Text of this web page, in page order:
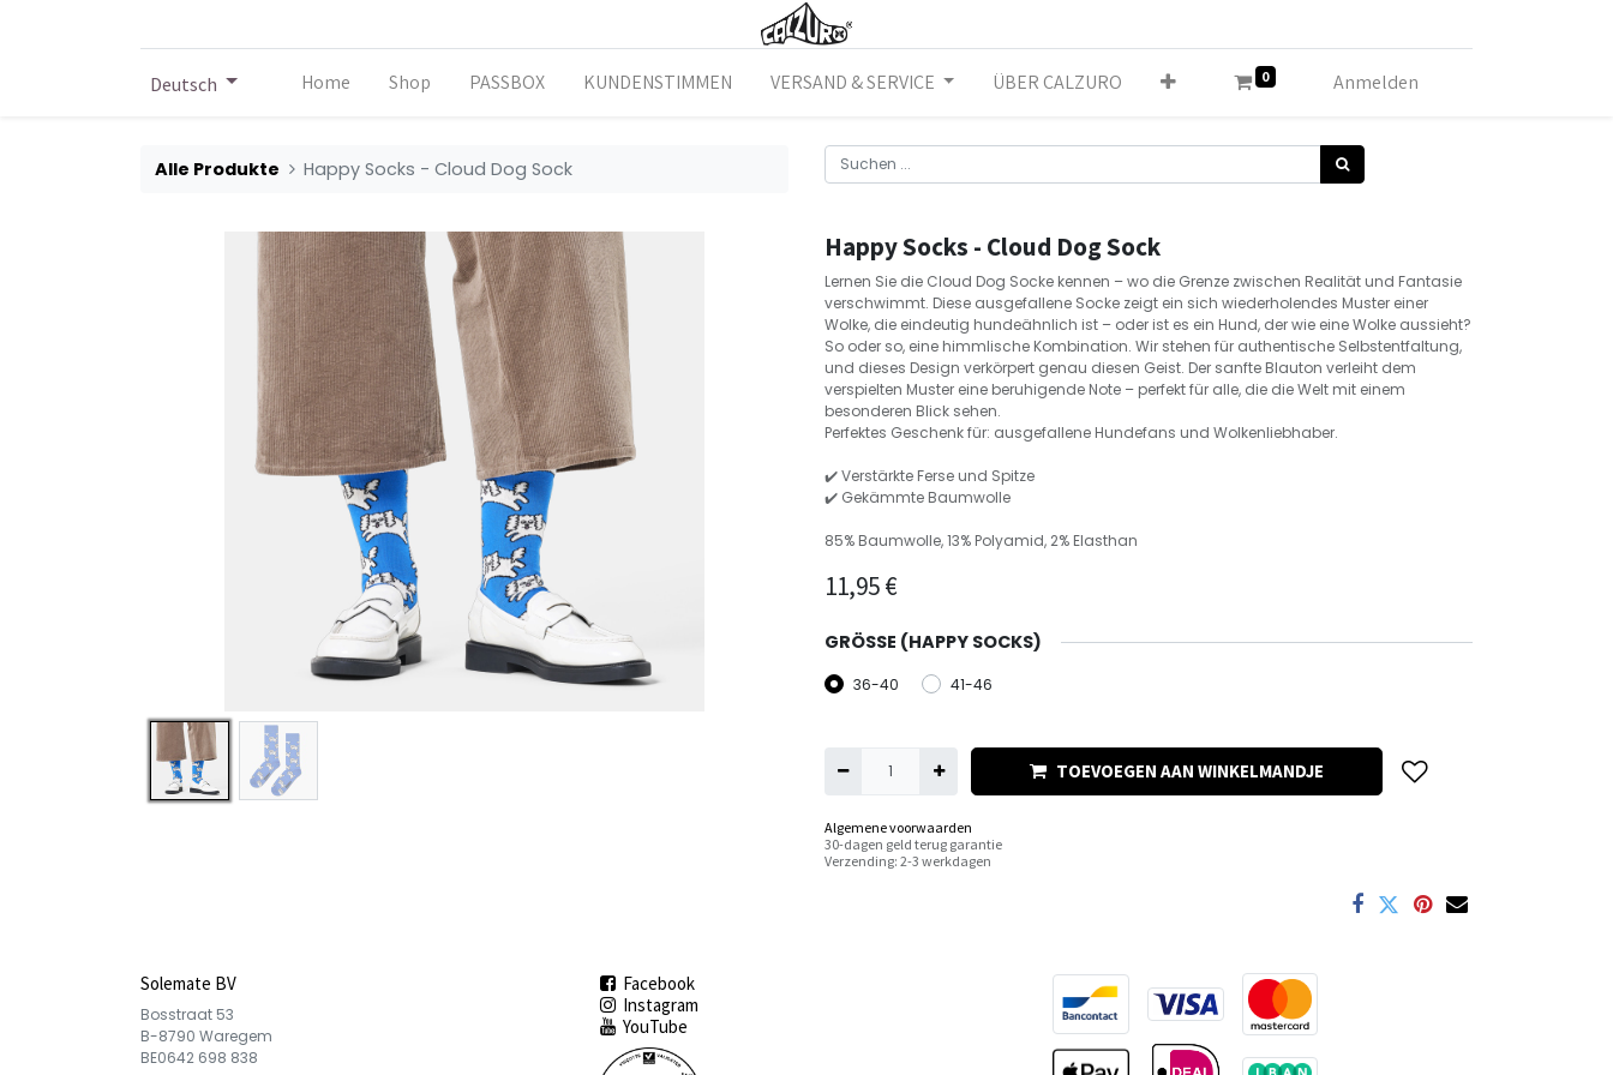
Deutsch Home Shop PASSBOX KUNDENSTIMMEN VERSAND & SERVICE ÜBER CALZURO 0 Anmelden
Alle Produkte Happy Socks - Cloud Dog Sock
Happy Socks - Cloud Dog Sock
Lernen Sie die Cloud Dog Socke kennen – wo die Grenze zwischen Realität und Fantasie
verschwimmt. Diese ausgefallene Socke zeigt ein sich wiederholendes Muster einer
Wolke, die eindeutig hundeähnlich ist – oder ist es ein Hund, der wie eine Wolke aussieht?
So oder so, eine himmlische Kombination. Wir stehen für authentische Selbstentfaltung,
und dieses Design verkörpert genau diesen Geist. Der sanfte Blauton verleiht dem
verspielten Muster eine beruhigende Note – perfekt für alle, die die Welt mit einem
besonderen Blick sehen.
Perfektes Geschenk für: ausgefallene Hundefans und Wolkenliebhaber.
✔️ Verstärkte Ferse und Spitze
✔️ Gekämmte Baumwolle
85% Baumwolle, 13% Polyamid, 2% Elasthan
11,95€
GRÖSSE (HAPPY SOCKS)
36-40 41-46
TOEVOEGEN AAN WINKELMANDJE
Algemene voorwaarden
30-dagen geld terug garantie
Verzending: 2-3 werkdagen
Solemate BV
Bosstraat 53
B-8790 Waregem
BE0642 698 838
Facebook
Instagram
YouTube